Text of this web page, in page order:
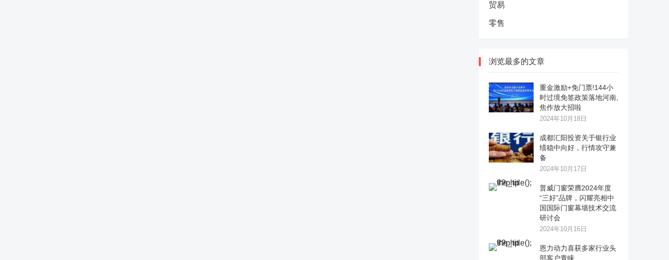
贸易
零售
浏览最多的文章
重金激励+免门票!144小
时过境免签政策落地河南,
焦作放大招啦
2024年10月18日
成都汇阳投资关于银行业
绩稳中向好，行情攻守兼
备
2024年10月17日
普威门窗荣膺2024年度
“三好”品牌，闪耀亮相中
国国际门窗幕墙技术交流
研讨会
2024年10月16日
恩力动力喜获多家行业头
部客户青睐